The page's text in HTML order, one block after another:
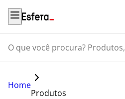
O que você procura? Produtos,
Home
Produtos